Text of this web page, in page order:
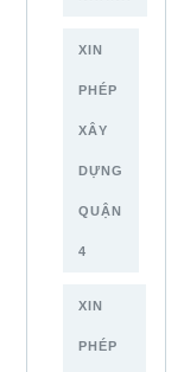
XIN
PHÉP
XÂY
DỰNG
QUẬN
4
XIN
PHÉP